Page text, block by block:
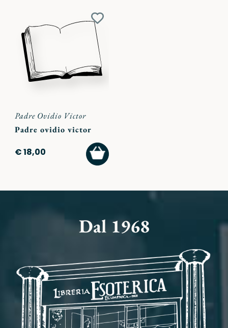
Aggiungi
ai
preferiti
Padre Ovidio Victor
Padre ovidio victor
€ 18,00
AGGIUNGI
AL
CARRELLO
Dal 1968